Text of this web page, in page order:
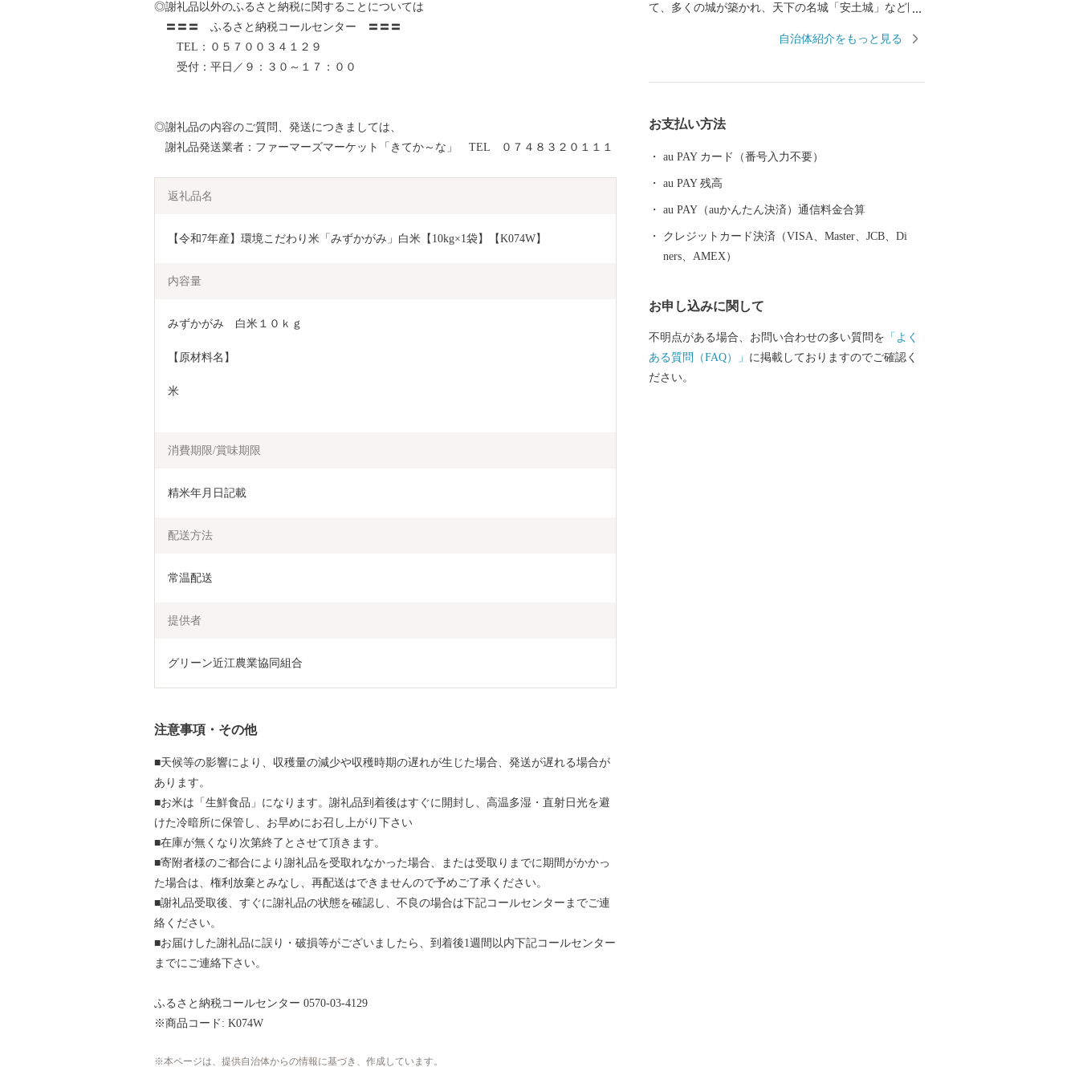
◎謝礼品以外のふるさと納税に関することについては
〓〓〓 ふるさと納税コールセンター 〓〓〓
TEL：０５７００３４１２９
受付：平日／９：３０～１７：００
◎謝礼品の内容のご質問、発送につきましては、
謝礼品発送業者：ファーマーズマーケット「きてか～な」 TEL ０７４８３２０１１１
返礼品名
【令和7年産】環境こだわり米「みずかがみ」白米【10kg×1袋】【K074W】
内容量
みずかがみ　白米１０ｋｇ
【原材料名】
米
消費期限/賞味期限
精米年月日記載
配送方法
常温配送
提供者
グリーン近江農業協同組合
注意事項・その他
■天候等の影響により、収穫量の減少や収穫時期の遅れが生じた場合、発送が遅れる場合が
あります。
■お米は「生鮮食品」になります。謝礼品到着後はすぐに開封し、高温多湿・直射日光を避
けた冷暗所に保管し、お早めにお召し上がり下さい
■在庫が無くなり次第終了とさせて頂きます。
■寄附者様のご都合により謝礼品を受取れなかった場合、または受取りまでに期間がかかっ
た場合は、権利放棄とみなし、再配送はできませんので予めご了承ください。
■謝礼品受取後、すぐに謝礼品の状態を確認し、不良の場合は下記コールセンターまでご連
絡ください。
■お届けした謝礼品に誤り・破損等がございましたら、到着後1週間以内下記コールセンター
までにご連絡下さい。
ふるさと納税コールセンター 0570-03-4129
※商品コード: K074W
本ページは、提供自治体からの情報に基づき、作成しています。
て、多くの城が築かれ、天下の名城「安土城」など国
により開かれた楽市楽座は、豊臣秀次の自由商業都市
け継がれています。
自治体紹介をもっと見る
お支払い方法
au PAY カード（番号入力不要）
au PAY 残高
au PAY（auかんたん決済）通信料金合算
クレジットカード決済（VISA、Master、JCB、Di
ners、AMEX）
お申し込みに関して
不明点がある場合、お問い合わせの多い質問を 「よく
ある質問（FAQ）」 に掲載しておりますのでご確認く
ださい。